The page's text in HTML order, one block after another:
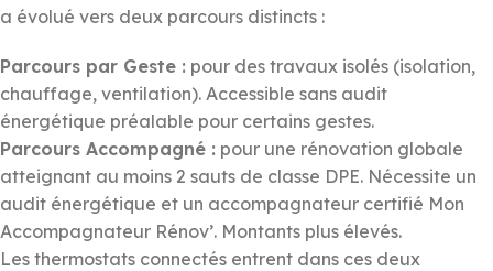
a évolué vers deux parcours distincts :
Parcours par Geste : pour des travaux isolés (isolation,
chauffage, ventilation). Accessible sans audit
énergétique préalable pour certains gestes.
Parcours Accompagné : pour une rénovation globale
atteignant au moins 2 sauts de classe DPE. Nécessite un
audit énergétique et un accompagnateur certifié Mon
Accompagnateur Rénov’. Montants plus élevés.
Les thermostats connectés entrent dans ces deux